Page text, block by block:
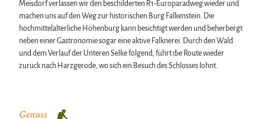
Harzer Tourismusverband
Jobs im Harztourismus
Meisdorf verlassen wir den beschilderten R1-Europaradweg wieder und
machen uns auf den Weg zur historischen Burg Falkenstein. Die
hochmittelalterliche Höhenburg kann besichtigt werden und beherbergt
neben einer Gastronomie sogar eine aktive Falknerei. Durch den Wald
und dem Verlauf der Unteren Selke folgend, führt die Route wieder
zurück nach Harzgerode, wo sich ein Besuch des Schlosses lohnt.